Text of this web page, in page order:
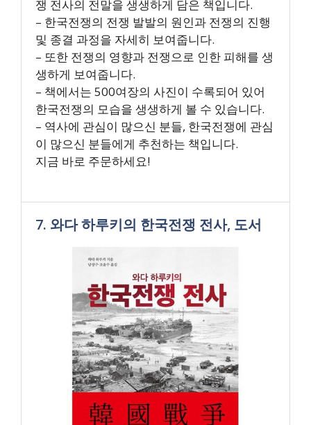
쟁 전사의 전말을 생생하게 담은 책입니다.
– 한국전쟁의 전쟁 발발의 원인과 전쟁의 진행
및 종결 과정을 자세히 보여줍니다.
– 또한 전쟁의 영향과 전쟁으로 인한 피해를 생
생하게 보여줍니다.
– 책에서는 500여장의 사진이 수록되어 있어
한국전쟁의 모습을 생생하게 볼 수 있습니다.
– 역사에 관심이 많으신 분들, 한국전쟁에 관심
이 많으신 분들에게 추천하는 책입니다.
지금 바로 주문하세요!
7. 와다 하루키의 한국전쟁 전사, 도서